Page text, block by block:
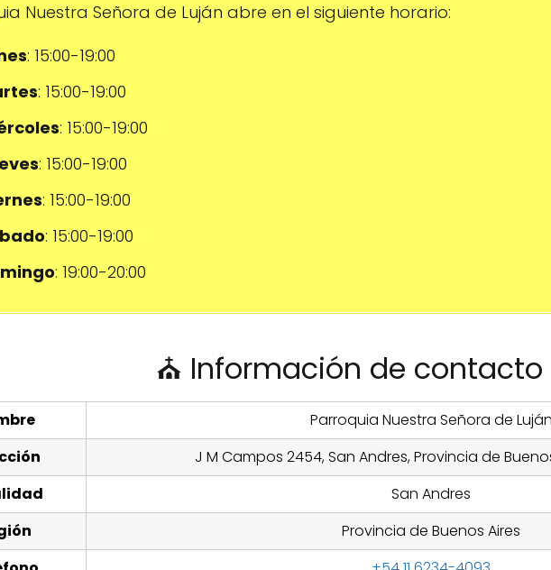
Nuestra Señora de Luján abre en el siguiente horario:
: 15:00-19:00
: 15:00-19:00
: 15:00-19:00
: 15:00-19:00
: 15:00-19:00
: 15:00-19:00
: 19:00-20:00
⛪ Información de contacto
Parroquia Nuestra Señora de Luján
J M Campos 2454, San Andres, Provincia de
San Andres
Provincia de Buenos Aires